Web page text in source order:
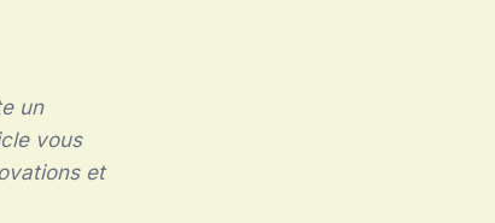
un
vous
et